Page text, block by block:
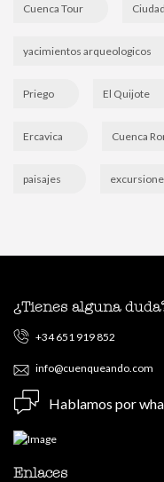
Cuenca Tour
yacimientos arqueologicos
Priego El Quijote
Ercavica Cuenca
paisajes
¿Tienes alguna
+34 651 919 852
info@cuenqueando.com
Hablamos por
Enlaces